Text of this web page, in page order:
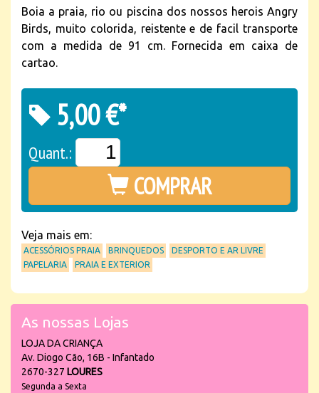
Boia a praia, rio ou piscina dos nossos herois Angry
Birds, muito colorida, reistente e de facil transporte
com a medida de 91 cm. Fornecida em caixa de
cartao.
5,00 €*
Quant.:
COMPRAR
Veja mais em:
ACESSÓRIOS PRAIA BRINQUEDOS
DESPORTO E AR LIVRE
PAPELARIA
PRAIA E EXTERIOR
As nossas Lojas
LOJA DA CRIANÇA
Av. Diogo Cão, 16B - Infantado
2670-327 LOURES
Segunda a Sexta